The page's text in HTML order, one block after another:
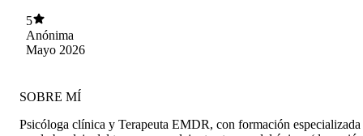
5
Anónima
Mayo 2026
SOBRE MÍ
Psicóloga clínica y Terapeuta EMDR, con formación especializada